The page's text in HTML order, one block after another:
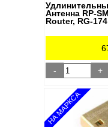
Антенна RP-
Router, RG-
- +
НА МАРКСА